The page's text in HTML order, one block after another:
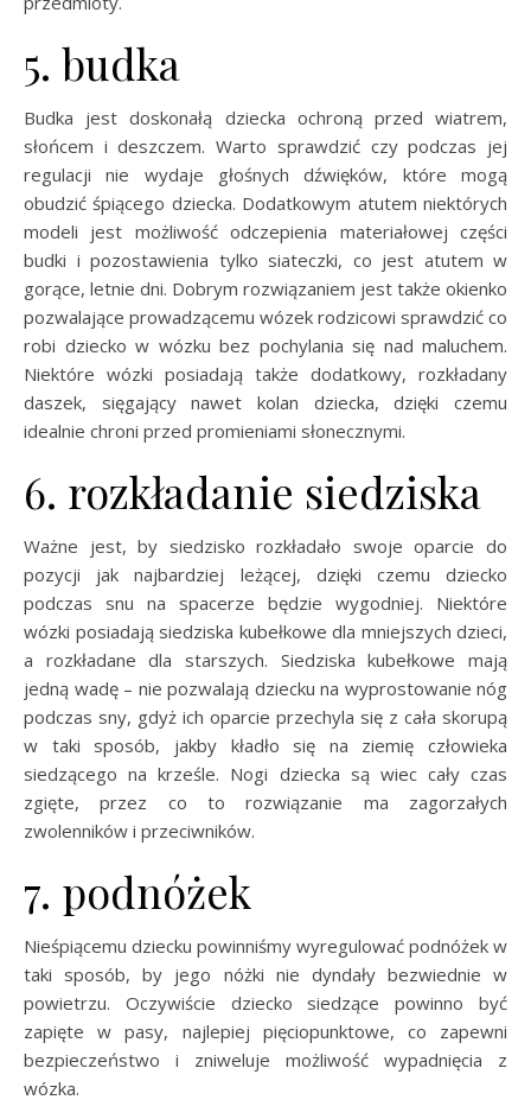
5. budka
Budka jest doskonałą dziecka ochroną przed wiatrem,
słońcem i deszczem. Warto sprawdzić czy podczas jej
regulacji nie wydaje głośnych dźwięków, które mogą
obudzić śpiącego dziecka. Dodatkowym atutem niektórych
modeli jest możliwość odczepienia materiałowej części
budki i pozostawienia tylko siateczki, co jest atutem w
gorące, letnie dni. Dobrym rozwiązaniem jest także okienko
pozwalające prowadzącemu wózek rodzicowi sprawdzić co
robi dziecko w wózku bez pochylania się nad maluchem.
Niektóre wózki posiadają także dodatkowy, rozkładany
daszek, sięgający nawet kolan dziecka, dzięki czemu
idealnie chroni przed promieniami słonecznymi.
6. rozkładanie siedziska
Ważne jest, by siedzisko rozkładało swoje oparcie do
pozycji jak najbardziej leżącej, dzięki czemu dziecko
podczas snu na spacerze będzie wygodniej. Niektóre
wózki posiadają siedziska kubełkowe dla mniejszych dzieci,
a rozkładane dla starszych. Siedziska kubełkowe mają
jedną wadę – nie pozwalają dziecku na wyprostowanie nóg
podczas sny, gdyż ich oparcie przechyla się z cała skorupą
w taki sposób, jakby kładło się na ziemię człowieka
siedzącego na krześle. Nogi dziecka są wiec cały czas
zgięte, przez co to rozwiązanie ma zagorzałych
zwolenników i przeciwników.
7. podnóżek
Nieśpiącemu dziecku powinniśmy wyregulować podnóżek w
taki sposób, by jego nóżki nie dyndały bezwiednie w
powietrzu. Oczywiście dziecko siedzące powinno być
zapięte w pasy, najlepiej pięciopunktowe, co zapewni
bezpieczeństwo i zniweluje możliwość wypadnięcia z
wózka.